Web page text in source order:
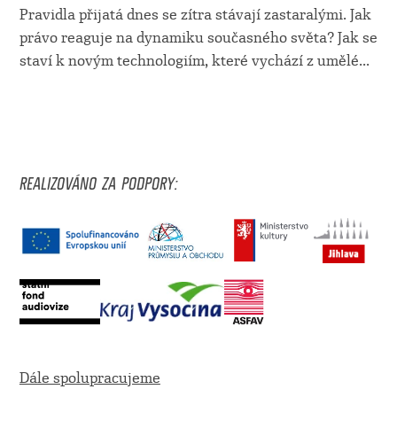
Pravidla přijatá dnes se zítra stávají zastaralými. Jak
právo reaguje na dynamiku současného světa? Jak se
staví k novým technologiím, které vychází z umělé...
REALIZOVÁNO ZA PODPORY:
Dále spolupracujeme